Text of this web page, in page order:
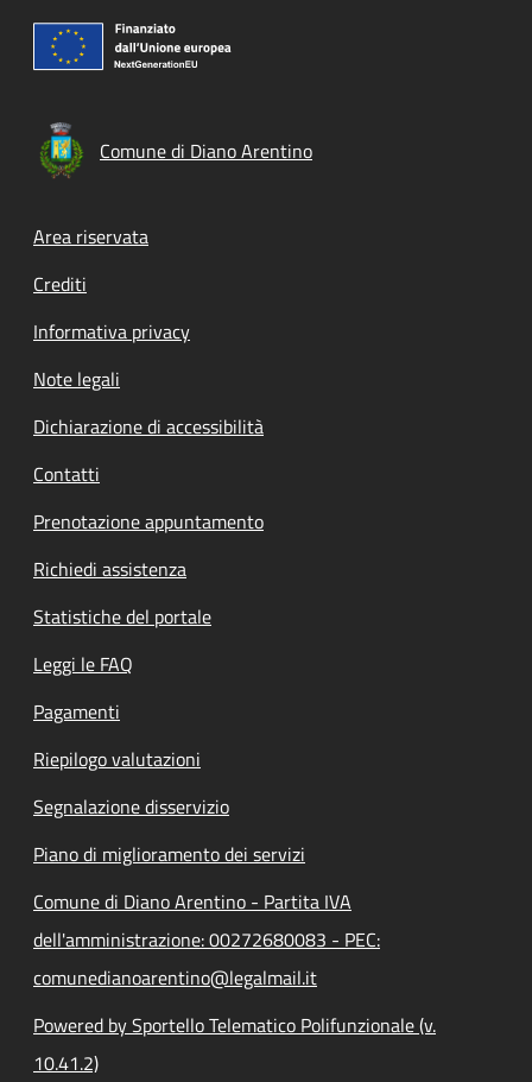
Comune di Diano Arentino
Footer menu
Area riservata
Crediti
Informativa privacy
Note legali
Dichiarazione di accessibilità
Contatti
Prenotazione appuntamento
Richiedi assistenza
Statistiche del portale
Leggi le FAQ
Pagamenti
Riepilogo valutazioni
Segnalazione disservizio
Piano di miglioramento dei servizi
Comune di Diano Arentino - Partita IVA
dell'amministrazione: 00272680083 - PEC:
comunedianoarentino@legalmail.it
Powered by Sportello Telematico Polifunzionale (v.
10.41.2)